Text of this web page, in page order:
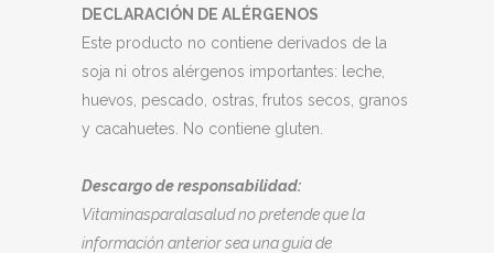
DECLARACIÓN DE ALÉRGENOS
Este producto no contiene derivados de la
soja ni otros alérgenos importantes: leche,
huevos, pescado, ostras, frutos secos, granos
y cacahuetes. No contiene gluten.
Descargo de responsabilidad:
Vitaminasparalasalud no pretende que la
información anterior sea una guía de